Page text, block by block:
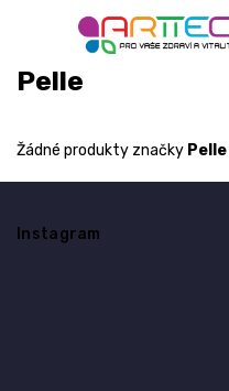
Pelle
Žádné produkty značky Pelle
Instagram